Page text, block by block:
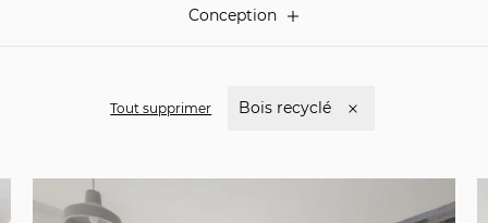
Conception
Tout supprimer Bois recyclé